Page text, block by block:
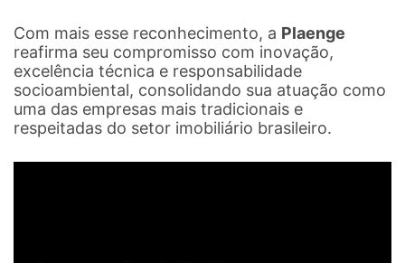
Com mais esse reconhecimento, a Plaenge
reafirma seu compromisso com inovação,
excelência técnica e responsabilidade
socioambiental, consolidando sua atuação como
uma das empresas mais tradicionais e
respeitadas do setor imobiliário brasileiro.